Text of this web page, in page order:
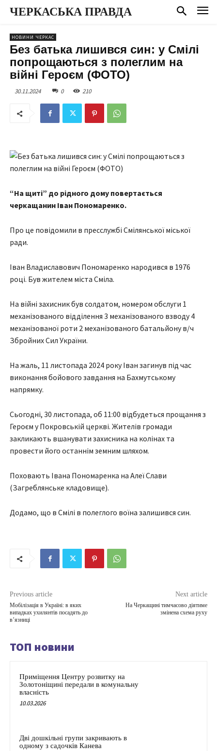
ЧЕРКАСЬКА ПРАВДА
НОВИНИ ЧЕРКАС
Без батька лишився син: у Смілі
попрощаються з полеглим на
війні Героєм (ФОТО)
30.11.2024 0 210
“На щиті” до рідного дому повертається
черкащанин Іван Пономаренко.
Про це повідомили в пресслужбі Смілянської міської
ради.
Іван Владиславович Пономаренко народився в 1976
році. Був жителем міста Сміла.
На війні захисник був солдатом, номером обслуги 1
механізованого відділення 3 механізованого взводу 4
механізованої роти 2 механізованого батальйону в/ч
Збройних Сил України.
На жаль, 11 листопада 2024 року Іван загинув під час
виконання бойового завдання на Бахмутському
напрямку.
Сьогодні, 30 листопада, об 11:00 відбудеться прощання з
Героєм у Покровській церкві. Жителів громади
закликають вшанувати захисника на колінах та
провести його останнім земним шляхом.
Поховають Івана Пономаренка на Алеї Слави
(Загреблянське кладовище).
Додамо, що в Смілі в полеглого воїна залишився син.
Previous article
Мобілізація в Україні: в яких
випадках ухилянтів посадять до
вʼязниці
Next article
На Черкащині тимчасово діятиме
змінена схема руху
ТОП новини
Приміщення Центру розвитку на
Золотоніщині передали в комунальну
власність
10.03.2026
Дві дошкільні групи закривають в
одному з садочків Канева